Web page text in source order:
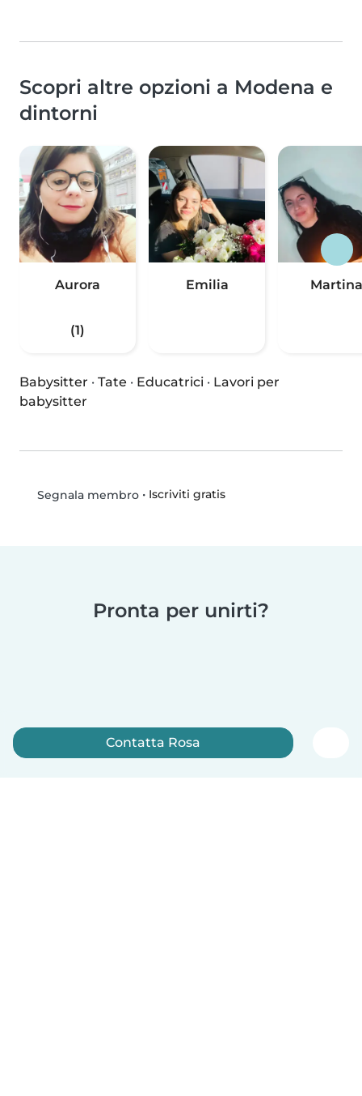
Scopri altre opzioni a Modena e
dintorni
Aurora
(1)
Emilia Martina
Babysitter · Tate · Educatrici · Lavori per
babysitter
Segnala membro• Iscriviti gratis
Pronta per unirti?
Contatta Rosa